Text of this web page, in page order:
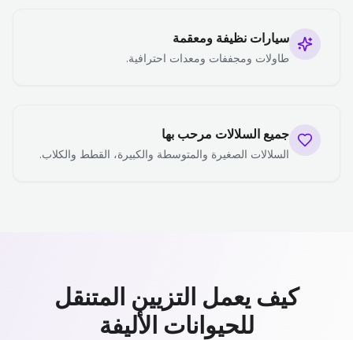
سيارات نظيفة ومعقمة
طاولات ومجففات ومعدات احترافية.
جميع السلالات مرحب بها
السلالات الصغيرة والمتوسطة والكبيرة، القطط والكلاب.
كيف يعمل التزيين المتنقل
للحيوانات الأليفة